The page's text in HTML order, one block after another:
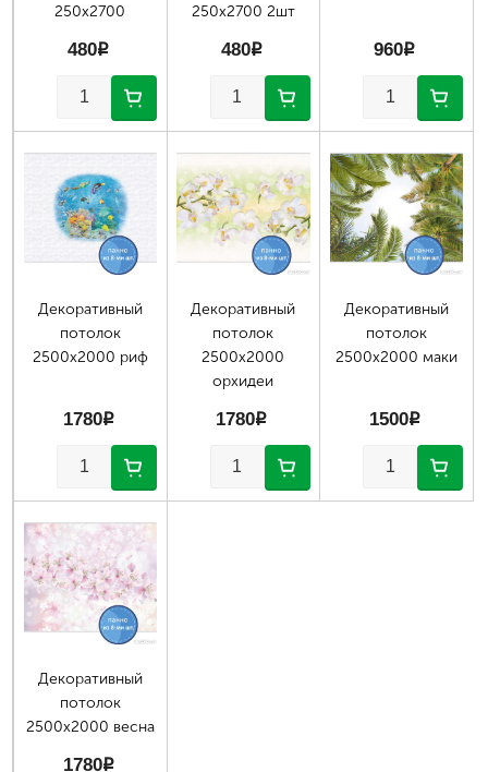
250х2700
480p
250х2700 2шт
480p 960p
Декоративный
потолок
2500х2000 риф
1780p
Декоративный
потолок
2500х2000
орхидеи
1780p
Декоративный
потолок
2500х2000 маки
1500p
Декоративный
потолок
2500х2000 весна
1780p